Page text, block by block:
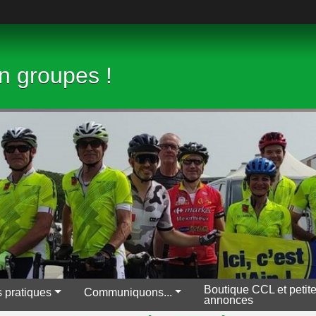
groupes !
pratiques Communiquons...
Boutique CCL et
annonces